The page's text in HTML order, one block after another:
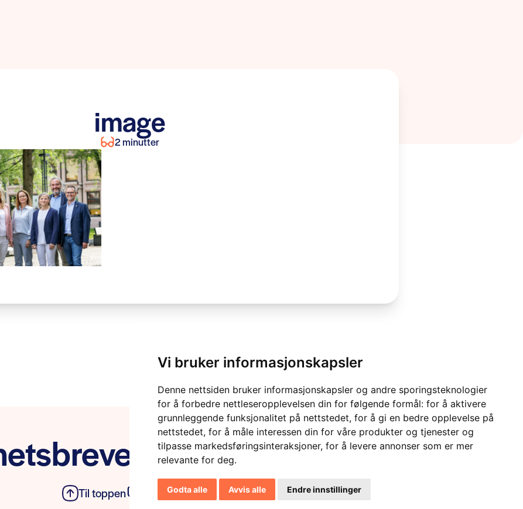
Vi bruker informasjonskapsler
Denne nettsiden bruker informasjonskapsler og andre sporingsteknologier
for å forbedre nettleseropplevelsen din for følgende formål: for å aktivere
grunnleggende funksjonalitet på nettstedet, for å gi en bedre opplevelse på
nettstedet, for å måle interessen din for våre produkter og tjenester og
tilpasse markedsføringsinteraksjoner, for å levere annonser som er mer
relevante for deg.
Godta alle Avvis alle Endre innstillinger
image
2 minutter
vårt
Til toppen Personvern